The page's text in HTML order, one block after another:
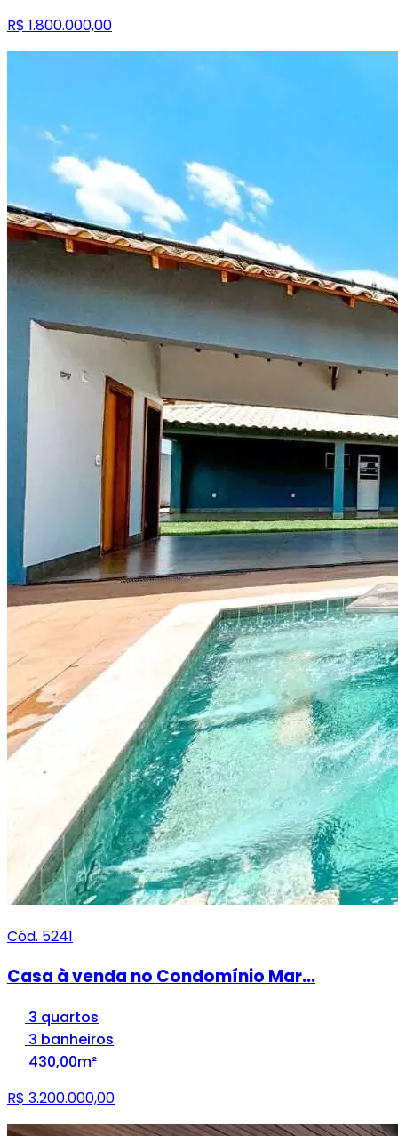
R$ 1.800.000,00
Cód. 5241
Casa à venda no Condomínio Mar...
3 quartos
3 banheiros
430,00m²
R$ 3.200.000,00